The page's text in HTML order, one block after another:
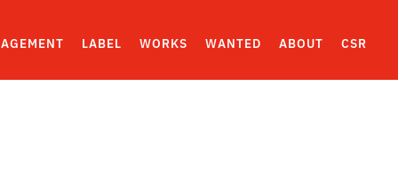
LABEL WORKS WANTED ABOUT CSR